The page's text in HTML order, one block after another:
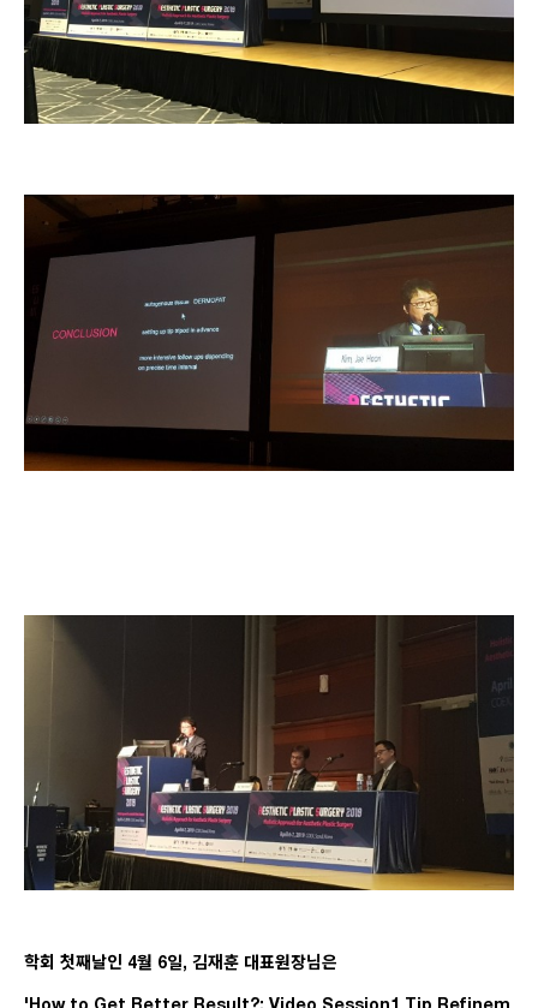
학회 첫째날인 4월 6일, 김재훈 대표원장님은
'How to Get Better Result?: Video Session1 Tip Refinem